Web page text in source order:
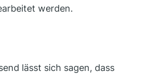
werden.
lässt sich sagen, dass